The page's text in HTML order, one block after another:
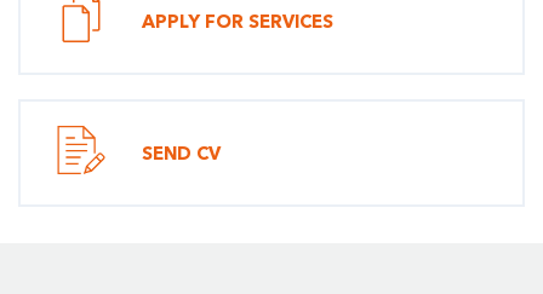
APPLY FOR SERVICES
SEND CV